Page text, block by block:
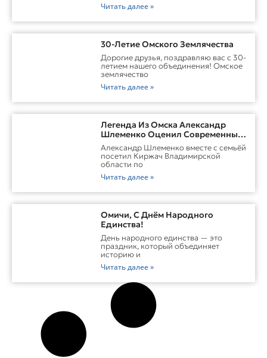
Читать далее »
30-Летие Омского Землячества
Дорогие друзья, поздравляю вас с 30-
летием нашего объединения! Омское
землячество
Читать далее »
Легенда Из Омска Александр
Шлеменко Оценил Современные
Заводы Холдинга «Русклимат» И
Перспективы ММА В Киржаче
Александр Шлеменко вместе с семьёй
посетил Киржач Владимирской
области по
Читать далее »
Омичи, С Днём Народного
Единства!
День народного единства — это
праздник, который объединяет
историю и
Читать далее »